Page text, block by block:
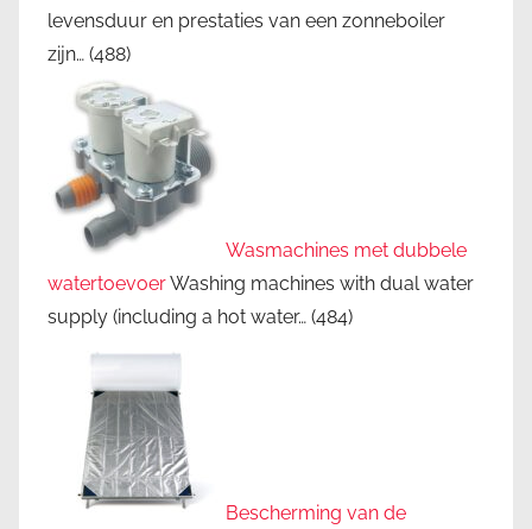
levensduur en prestaties van een zonneboiler
zijn… (488)
Wasmachines met dubbele
watertoevoerWashing machines with dual water
supply (including a hot water… (484)
Bescherming van de